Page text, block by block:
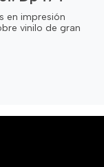
en impresión
vinilo de gran